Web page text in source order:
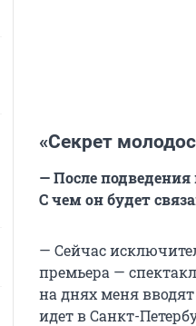
«Секрет
— После
С чем он будет
— Сейчас
премьера —
на днях меня вводят
идет в Санкт-